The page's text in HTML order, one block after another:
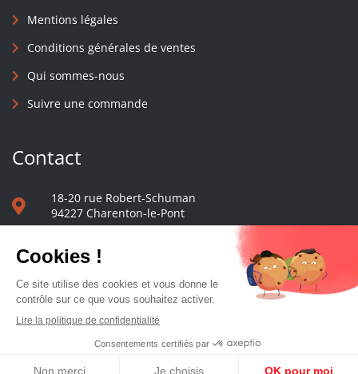
Mentions légales
Conditions générales de ventes
Qui sommes-nous
Suivre une commande
Contact
18-20 rue Robert-Schuman
94227 Charenton-le-Pont